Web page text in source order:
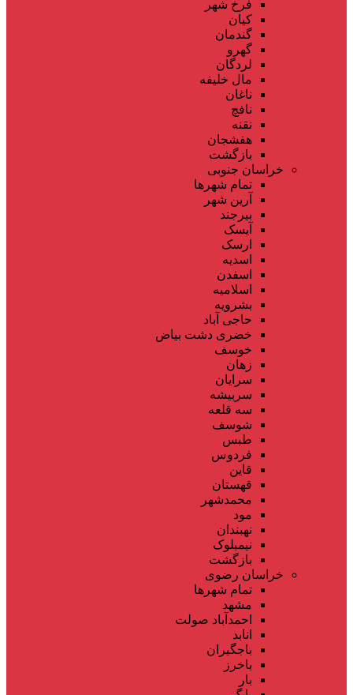
فرخ شهر
کیان
گندمان
گهرو
لردگان
مال خلیفه
ناغان
نافچ
نقنه
هفشجان
بازگشت
خراسان جنوبی
تمام شهر‌ها
آرین شهر
بیرجند
آیسک
ارسک
اسدیه
اسفدن
اسلامیه
بشرویه
حاجی آباد
خضری دشت بیاض
خوسف
زهان
سرایان
سربیشه
سه قلعه
شوسف
طبس
فردوس
قاین
قهستان
محمدشهر
مود
نهبندان
نیمبلوک
بازگشت
خراسان رضوی
تمام شهر‌ها
مشهد
احمدآباد صولت
انابد
باجگیران
باخرز
بار